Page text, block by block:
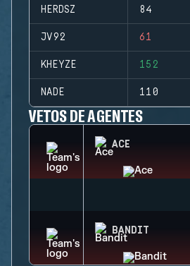
HERDSZ 84
JV92 61
KHEYZE 152
NADE 110
VETOS DE AGENTES
ACE
BANDIT